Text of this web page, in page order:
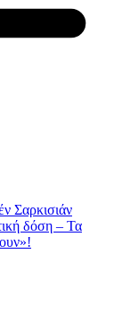
Σαρκισιάν
δόση – Τα